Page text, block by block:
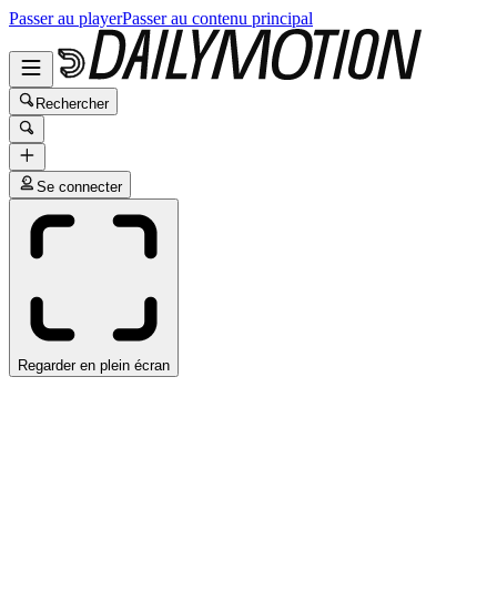
Passer au playerPasser au contenu principal
Rechercher
Se connecter
Regarder en plein écran